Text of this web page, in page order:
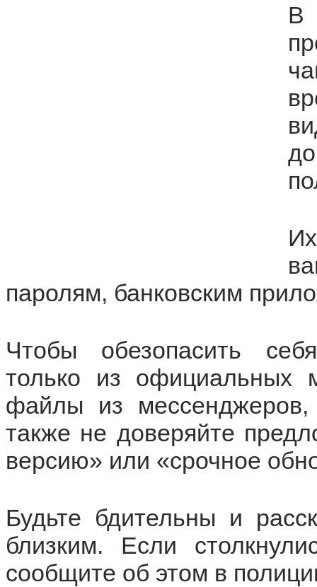
В
паролям, банковским
Чтобы обезопасить
только из официальных
файлы из
также не доверяйте
версию» или «срочное
Будьте бдительны и
близким. Если
сообщите об этом в